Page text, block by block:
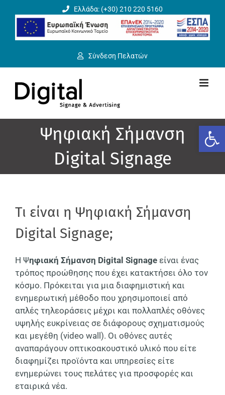
περιεχόμενο
Ελλάδα: (+30) 210 220 5160
Σύνδεση Πελατών
Ψηφιακή Σήμανση
Digital Signage
Tι είναι η Ψηφιακή Σήμανση
Digital Signage;
Η Ψηφιακή Σήμανση Digital Signage είναι ένας
τρόπος προώθησης που έχει κατακτήσει όλο τον
κόσμο. Πρόκειται για μια διαφημιστική και
ενημερωτική μέθοδο που χρησιμοποιεί από
απλές τηλεοράσεις μέχρι και πολλαπλές οθόνες
υψηλής ευκρίνειας σε διάφορους σχηματισμούς
και μεγέθη (video wall). Οι οθόνες αυτές
αναπαράγουν οπτικοακουστικό υλικό που είτε
διαφημίζει προϊόντα και υπηρεσίες είτε
ενημερώνει τους πελάτες για προσφορές και
εταιρικά νέα.